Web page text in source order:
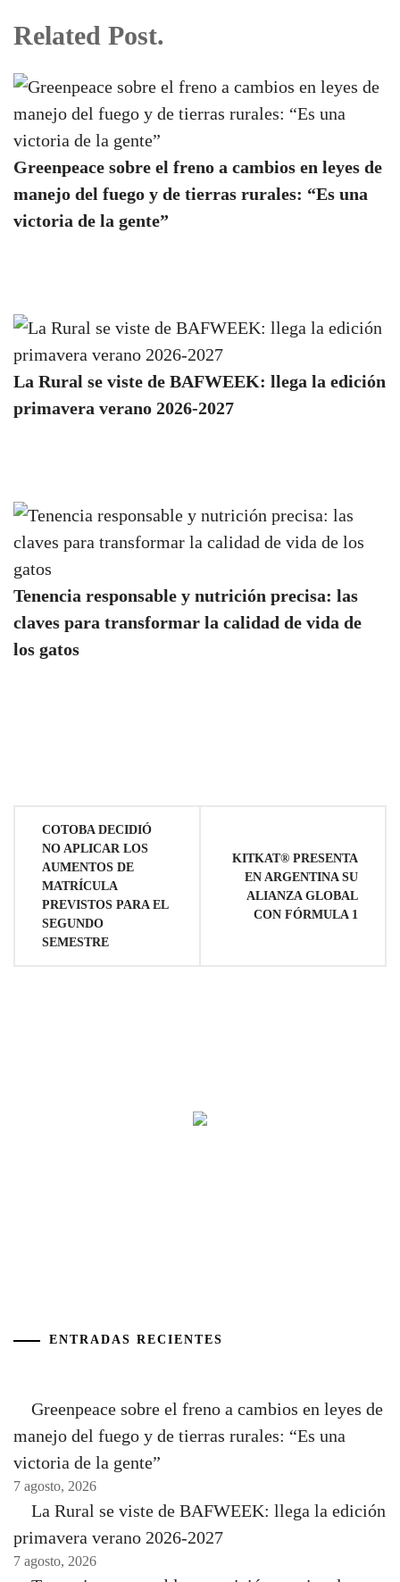
Related Post.
Greenpeace sobre el freno a cambios en leyes de
manejo del fuego y de tierras rurales: “Es una
victoria de la gente”
La Rural se viste de BAFWEEK: llega la edición
primavera verano 2026-2027
Tenencia responsable y nutrición precisa: las
claves para transformar la calidad de vida de
los gatos
Navegación
entradas
COTOBA DECIDIÓ
NO APLICAR LOS
AUMENTOS DE
MATRÍCULA
PREVISTOS PARA EL
SEGUNDO
SEMESTRE
KITKAT® PRESENTA
EN ARGENTINA SU
ALIANZA GLOBAL
CON FÓRMULA 1
ENTRADAS RECIENTES
Greenpeace sobre el freno a cambios en leyes de
manejo del fuego y de tierras rurales: “Es una
victoria de la gente”
7 agosto, 2026
La Rural se viste de BAFWEEK: llega la edición
primavera verano 2026-2027
7 agosto, 2026